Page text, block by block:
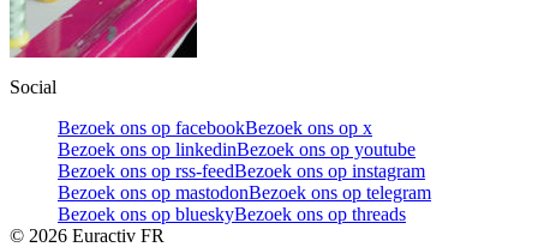
Social
Bezoek ons op facebookBezoek ons op x
Bezoek ons op linkedinBezoek ons op youtube
Bezoek ons op rss-feedBezoek ons op instagram
Bezoek ons op mastodonBezoek ons op telegram
Bezoek ons op blueskyBezoek ons op threads
© 2026 Euractiv FR